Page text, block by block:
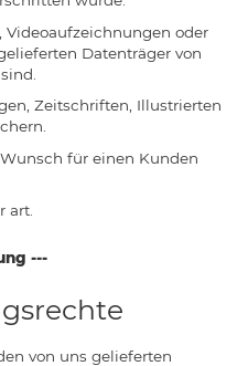
Videoaufzeichnungen oder
Datenträger von
Zeitschriften, Illustrierten
für einen Kunden
art.
---
von uns gelieferten